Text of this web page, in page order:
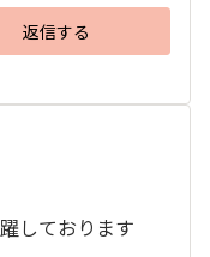
返信する
しております